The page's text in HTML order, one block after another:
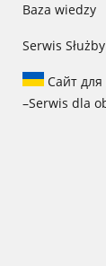
Baza wiedzy
Serwis
Сайт для
–Serwis dla